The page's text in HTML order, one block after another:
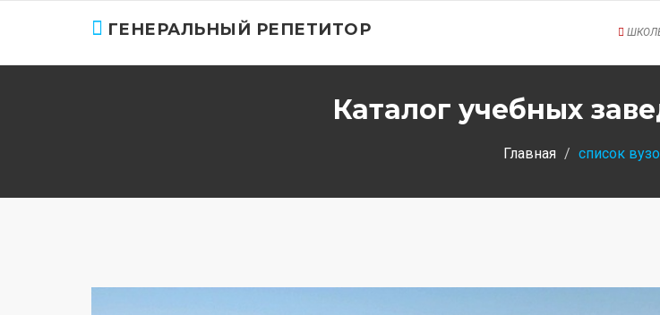
ГЕНЕРАЛЬНЫЙ РЕПЕТИТОР
Каталог учебных
Главная список